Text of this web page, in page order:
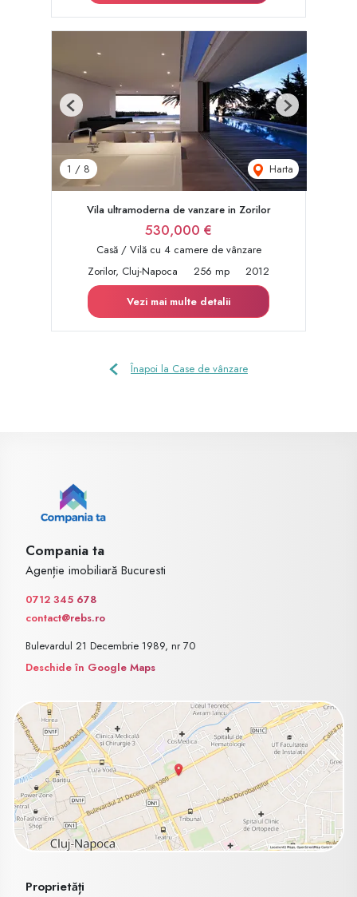
1 / 8 Harta
Previous Next
Vila ultramoderna de vanzare in Zorilor
530,000 €
Casă / Vilă cu 4 camere de vânzare
Zorilor, Cluj-Napoca
256 mp
2012
Vezi mai multe detalii
Înapoi la Case de vânzare
Compania ta
Agenție imobiliară Bucuresti
0712 345 678
contact@rebs.ro
Bulevardul 21 Decembrie 1989, nr 70
Deschide în Google Maps
Proprietăți